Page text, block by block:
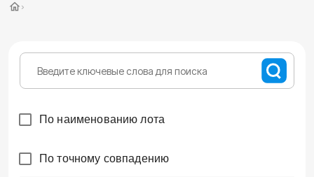
›
По наименованию лота
По точному совпадению